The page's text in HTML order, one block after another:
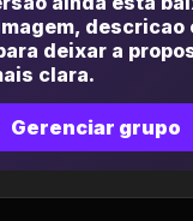
descricao
deixar a
clara.
Gerenciar grupo